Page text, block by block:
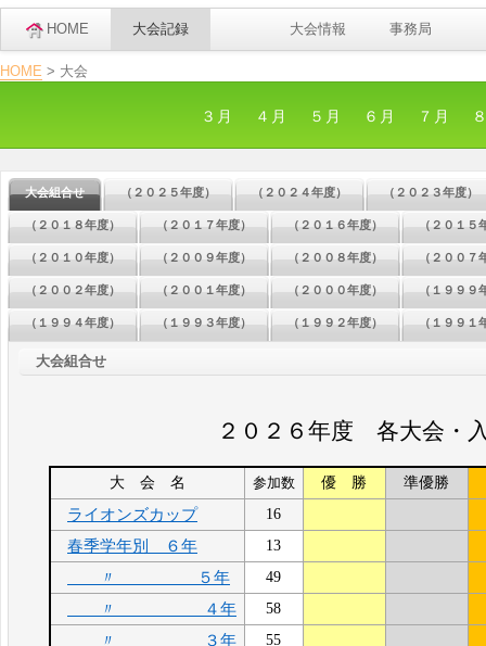
HOME 大会記録 大会情報 事務局
HOME > 大会
３月 ４月 ５月 ６月 ７月
大会組合せ （２０２５年度） （２０２４年度） （２０２３年度）
（２０１８年度） （２０１７年度） （２０１６年度） （２０１５
（２０１０年度） （２００９年度） （２００８年度） （２００７
（２００２年度） （２００１年度） （２０００年度） （１９９９
（１９９４年度） （１９９３年度） （１９９２年度） （１９９１
大会組合せ